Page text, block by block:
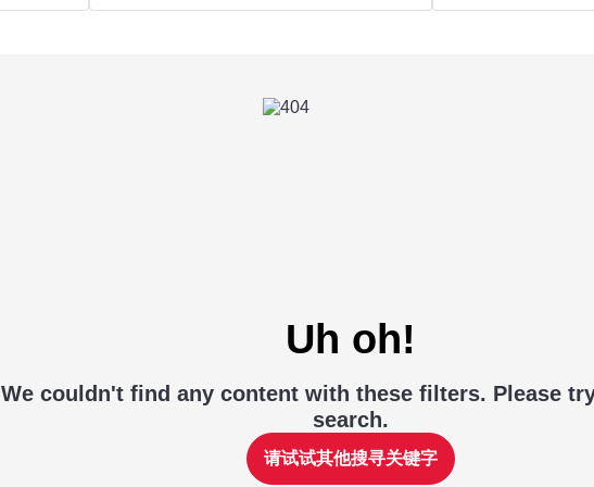
Uh oh!
We couldn't find any content with these filters. Please
search.
请试试其他搜寻关键字